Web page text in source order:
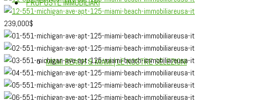
PROPOSTE IMMOBILIARI
MIAMI BEACH & MIAMI | LE NOSTRE SELEZIONI
239,000$